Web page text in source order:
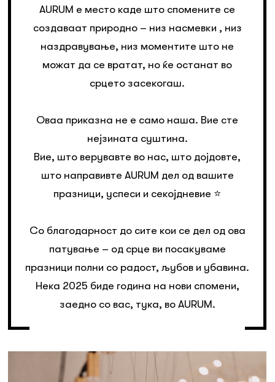
AURUM е место каде што спомените се
создаваат природно – низ насмевки , низ
наздравување, низ моментите што не
можат да се вратат, но ќе останат во
срцето засекогаш.
Оваа приказна не е само наша. Вие сте
нејзината суштина.
Вие, што верувавте во нас, што дојдовте,
што направивте AURUM дел од вашите
празници, успеси и секојдневие ⭐️
Со благодарност до сите кои се дел од ова
патување – од срце ви посакуваме
празници полни со радост, љубов и убавина.
Нека 2025 биде година на нови спомени,
заедно со вас, тука, во AURUM.